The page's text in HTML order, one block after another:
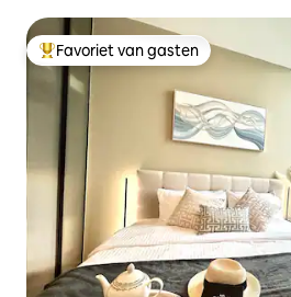
Topfavoriet van gasten
Favoriet van gasten